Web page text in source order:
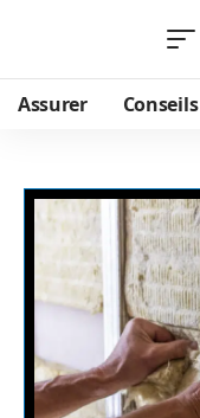
Assurer Conseils